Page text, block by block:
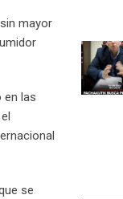
mayor
en las
se